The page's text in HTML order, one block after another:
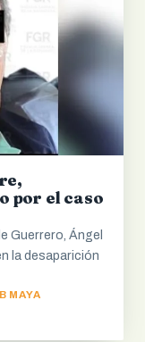
por el caso
Guerrero, Ángel
la desaparición
MAYA